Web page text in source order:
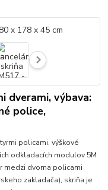
dverami, výbava:
police,
policami, výškové
odkladacích modulov 5M
medzi dvoma policami
zakladača), skriňa je